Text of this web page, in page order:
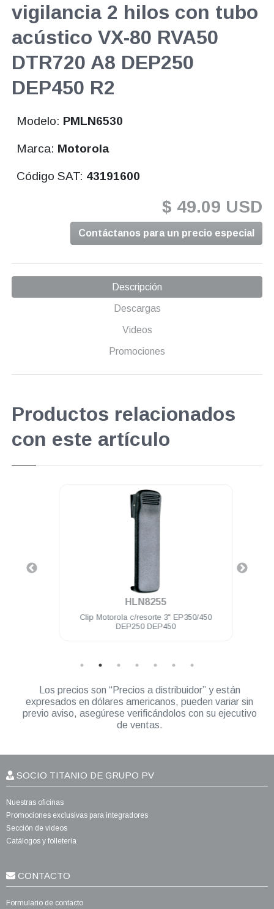
vigilancia 2 hilos con tubo
acústico VX-80 RVA50
DTR720 A8 DEP250
DEP450 R2
Modelo: PMLN6530
Marca: Motorola
Código SAT: 43191600
$ 49.09 USD
Contáctanos para un precio especial
Descripción
Descargas
Videos
Promociones
Productos relacionados
con este artículo
HLN8255
Clip Motorola c/resorte 3" EP350/450
DEP250 DEP450
Los precios son “Precios a distribuidor” y están
expresados en dólares americanos, pueden variar sin
previo aviso, asegúrese verificándolos con su ejecutivo
de ventas.
SOCIO TITANIO DE GRUPO PV
Nuestras oficinas
Promociones exclusivas para integradores
Sección de videos
Catálogos y folletería
CONTACTO
Formulario de contacto